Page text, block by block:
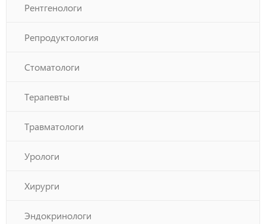
Рентгенологи
Репродуктология
Стоматологи
Терапевты
Травматологи
Урологи
Хирурги
Эндокринологи